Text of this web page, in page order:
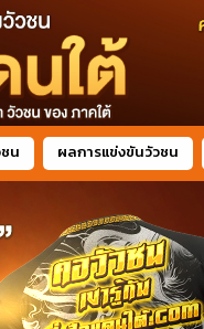
น ผลการแข่งขันวัวชน